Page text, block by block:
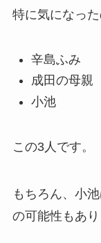
特に気になった
辛島ふみ
成田の母親
小池
この3人です。
もちろん、小
の可能性もあり